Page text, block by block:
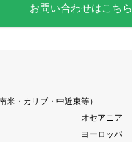
お問い合わせはこちら
米・カリブ・中近東等）
オセアニア
ヨーロッパ